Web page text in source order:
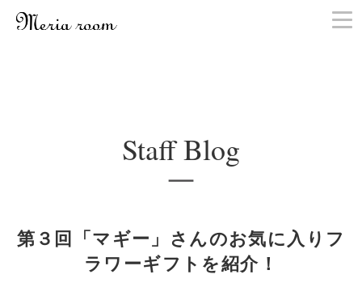
お問い合わせ
Staff Blog
第３回「マギー」さんのお気に入りフ
ラワーギフトを紹介！